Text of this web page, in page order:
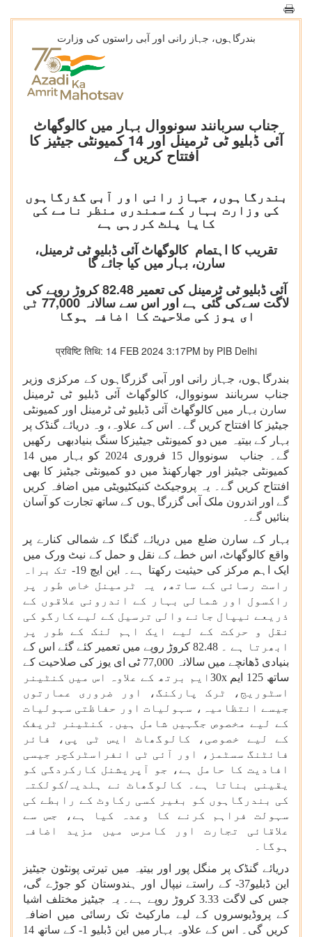
بندرگاہوں، جہاز رانی اور آبی راستوں کی وزارت
جناب سربانند سونووال بہار میں کالوگھاٹ
آئی ڈبلیو ٹی ٹرمینل اور 14 کمیونٹی جیٹیز کا
افتتاح کریں گے
بندرگاہوں، جہاز رانی اور آبی گذرگاہوں
کی وزارت بہار کے سمندری منظر نامے کی
کایا پلٹ کررہی ہے
تقریب کا اہتمام کالوگھاٹ آئی ڈبلیو ٹی ٹرمینل،
سارن، بہار میں کیا جائے گا
آئی ڈبلیو ٹی ٹرمینل کی تعمیر 82.48 کروڑ روپے کی
لاگت سےکی گئی ہے اور اس سے سالانہ 77,000 ٹی
ای یوز کی صلاحیت کا اضافہ ہوگا
प्रविष्टि तिथि: 14 FEB 2024 3:17PM by PIB Delhi
بندرگاہوں، جہاز رانی اور آبی گزرگاہوں کے مرکزی وزیر
جناب سربانند سونووال، کالوگھاٹ آئی ڈبلیو ٹی ٹرمینل
سارن بہار میں کالوگھاٹ آئی ڈبلیو ٹی ٹرمینل اور کمیونٹی
جیٹیز کا افتتاح کریں گے۔ اس کے علاوہ، وہ دریائے گنڈک پر
بہار کے بیتیہ میں دو کمیونٹی جیٹیزکا سنگ بنیادبھی رکھیں
گے۔ جناب سونووال 15 فروری 2024 کو بہار میں 14
کمیونٹی جیٹیز اور جھارکھنڈ میں دو کمیونٹی جیٹیز کا بھی
افتتاح کریں گے۔ یہ پروجیکٹ کنیکٹیویٹی میں اضافہ کریں
گے اور اندرون ملک آبی گزرگاہوں کے ساتھ تجارت کو آسان
بنائیں گے۔
بہار کے سارن ضلع میں دریائے گنگا کے شمالی کنارے پر
واقع کالوگھاٹ، اس خطے کے نقل و حمل کے نیٹ ورک میں
ایک اہم مرکز کی حیثیت رکھتا ہے۔ این ایچ -19تک براہ
راست رسائی کے ساتھ، یہ ٹرمینل خاص طور پر
راکسول اور شمالی بہار کے اندرونی علاقوں کے
ذریعے نیپال جانے والی ترسیل کے لیے کارگو کی
نقل و حرکت کے لیے ایک اہم لنک کے طور پر
ابھرتا ہے ۔ 82.48 کروڑ روپے میں تعمیر کئے گئے اس کے
بنیادی ڈھانچے میں سالانہ 77,000 ٹی ای یوز کی صلاحیت کے
ساتھ 125 ایم
30x ایم برتھ کے علاوہ اس میں کنٹینر
اسٹوریج، ٹرک پارکنگ، اور ضروری عمارتوں
جیسے انتظامیہ، سہولیات اور حفاظتی سہولیات
کے لیے مخصوص جگہیں شامل ہیں۔ کنٹینر ٹریفک
کے لیے خصوصی، کالوگھاٹ ایس ٹی پی، فائر
فائٹنگ سسٹمز، اور آئی ٹی انفراسٹرکچر جیسی
افادیت کا حامل ہے، جو آپریشنل کارکردگی کو
یقینی بناتا ہے۔ کالوگھاٹ نے ہلدیہ/کولکتہ
کی بندرگاہوں کو بغیر کسی رکاوٹ کے رابطے کی
سہولت فراہم کرنے کا وعدہ کیا ہے، جس سے
علاقائی تجارت اور کامرس میں مزید اضافہ
ہوگا۔
دریائے گنڈک پر منگل پور اور بیتیہ میں تیرتی پونٹون جیٹیز
این ڈبلیو-37کے راستے نیپال اور ہندوستان کو جوڑے گی،
جس کی لاگت 3.33 کروڑ روپے ہے۔ یہ جیٹیز مختلف اشیا
کے پروڈیوسروں کے لیے مارکیٹ تک رسائی میں اضافہ
کریں گی۔ اس کے علاوہ بہار میں این ڈبلیو -1 کے ساتھ 14